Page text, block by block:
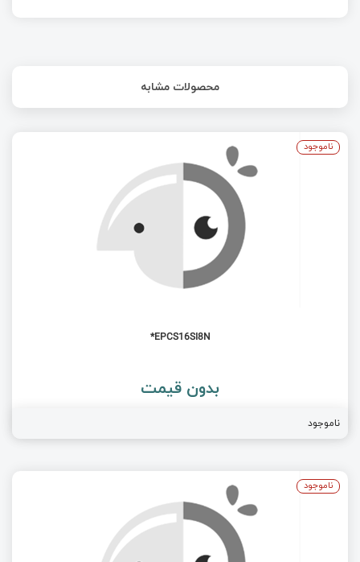
محصولات مشابه
EPCS16SI8N*
بدون قیمت
ناموجود
ناموجود
ناموجود